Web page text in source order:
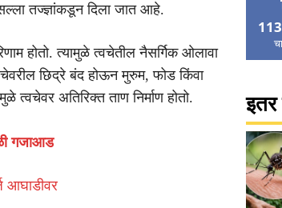
तज्ज्ञांकडून दिला जात आहे.
होतो. त्यामुळे त्वचेतील नैसर्गिक ओलावा
छिद्रे बंद होऊन मुरुम, फोड किंवा
त्वचेवर अतिरिक्त ताण निर्माण होतो.
गजाआड
आघाडीवर